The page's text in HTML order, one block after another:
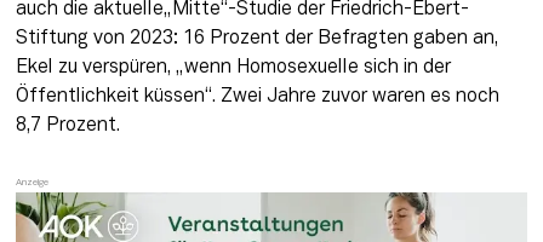
auch die aktuelle„Mitte“-Studie der Friedrich-Ebert-
Stiftung von 2023: 16 Prozent der Befragten gaben an,
Ekel zu verspüren, „wenn Homosexuelle sich in der
Öffentlichkeit küssen“. Zwei Jahre zuvor waren es noch
8,7 Prozent.